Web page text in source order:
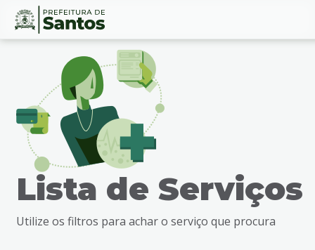
Ir
busca
Conteúdo
Lista de Serviços
Utilize os filtros para achar o serviço que procura